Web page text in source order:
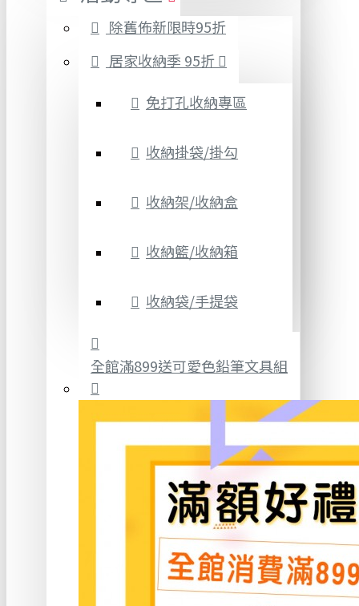
除舊佈新限時95折
居家收納季 95折
免打孔收納專區
收納掛袋/掛勾
收納架/收納盒
收納籃/收納箱
收納袋/手提袋
全館滿899送可愛色鉛筆文具組